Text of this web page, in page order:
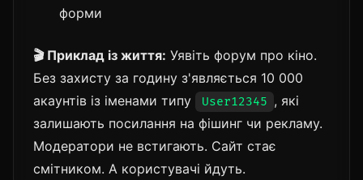
форми
🎬 Приклад із життя: Уявіть форум про кіно.
Без захисту за годину з'являється 10 000
акаунтів із іменами типу
User12345 , які
залишають посилання на фішинг чи рекламу.
Модератори не встигають. Сайт стає
смітником. А користувачі йдуть.